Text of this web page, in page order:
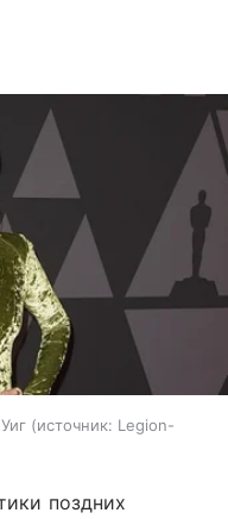
источник: Legion-
поздних